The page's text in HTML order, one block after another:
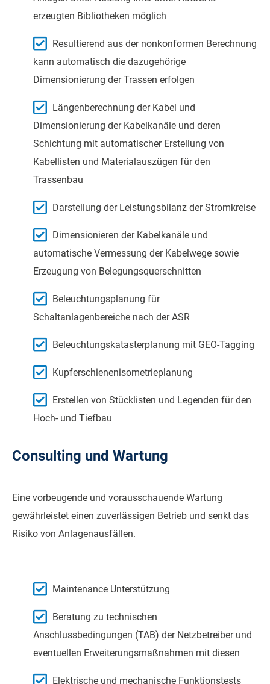
erzeugten Bibliotheken möglich
Resultierend aus der nonkonformen Berechnung
kann automatisch die dazugehörige
Dimensionierung der Trassen erfolgen
Längenberechnung der Kabel und
Dimensionierung der Kabelkanäle und deren
Schichtung mit automatischer Erstellung von
Kabellisten und Materialauszügen für den
Trassenbau
Darstellung der Leistungsbilanz der Stromkreise
Dimensionieren der Kabelkanäle und
automatische Vermessung der Kabelwege sowie
Erzeugung von Belegungsquerschnitten
Beleuchtungsplanung für
Schaltanlagenbereiche nach der ASR
Beleuchtungskatasterplanung mit GEO-Tagging
Kupferschienenisometrieplanung
Erstellen von Stücklisten und Legenden für den
Hoch- und Tiefbau
Consulting und Wartung
Eine vorbeugende und vorausschauende Wartung
gewährleistet einen zuverlässigen Betrieb und senkt das
Risiko von Anlagenausfällen.
Maintenance Unterstützung
Beratung zu technischen
Anschlussbedingungen (TAB) der Netzbetreiber und
eventuellen Erweiterungsmaßnahmen mit diesen
Elektrische und mechanische Funktionstests